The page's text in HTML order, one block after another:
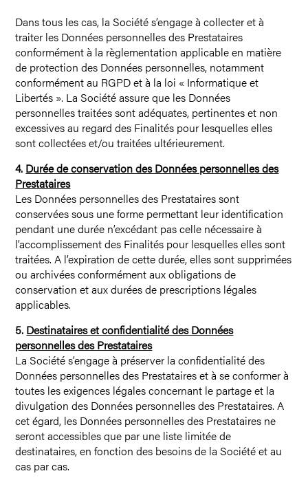
Dans tous les cas, la Société s’engage à collecter et à
traiter les Données personnelles des Prestataires
conformément à la règlementation applicable en matière
de protection des Données personnelles, notamment
conformément au RGPD et à la loi « Informatique et
Libertés ». La Société assure que les Données
personnelles traitées sont adéquates, pertinentes et non
excessives au regard des Finalités pour lesquelles elles
sont collectées et/ou traitées ultérieurement.
4. Durée de conservation des Données personnelles des
Prestataires
Les Données personnelles des Prestataires sont
conservées sous une forme permettant leur identification
pendant une durée n’excédant pas celle nécessaire à
l’accomplissement des Finalités pour lesquelles elles sont
traitées. A l’expiration de cette durée, elles sont supprimées
ou archivées conformément aux obligations de
conservation et aux durées de prescriptions légales
applicables.
5. Destinataires et confidentialité des Données
personnelles des Prestataires
La Société s’engage à préserver la confidentialité des
Données personnelles des Prestataires et à se conformer à
toutes les exigences légales concernant le partage et la
divulgation des Données personnelles des Prestataires. A
cet égard, les Données personnelles des Prestataires ne
seront accessibles que par une liste limitée de
destinataires, en fonction des besoins de la Société et au
cas par cas.